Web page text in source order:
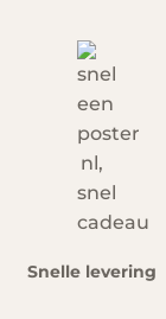
Snelle levering